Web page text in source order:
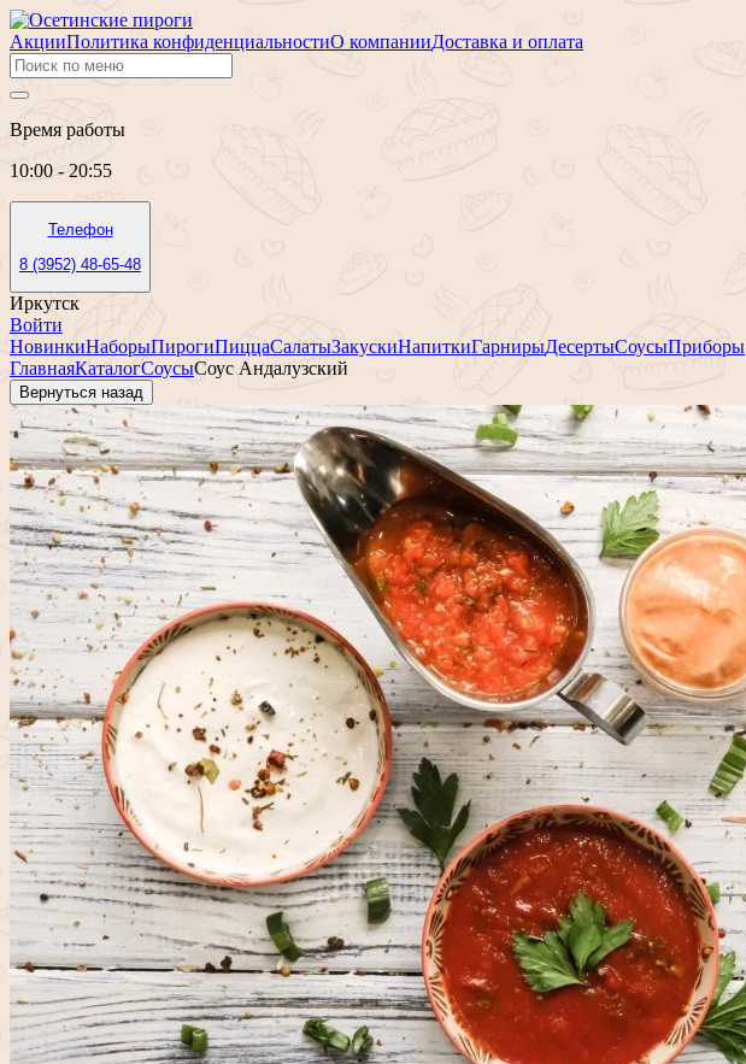
АкцииПолитика конфиденциальностиО компанииДоставка и оплата
Время работы
10:00 - 20:55
Телефон
8 (3952) 48-65-48
Иркутск
Войти
НовинкиНаборыПирогиПиццаСалатыЗакускиНапиткиГарнирыДесертыСоусыПриборы
ГлавнаяКаталогСоусыСоус Андалузский
Вернуться назад